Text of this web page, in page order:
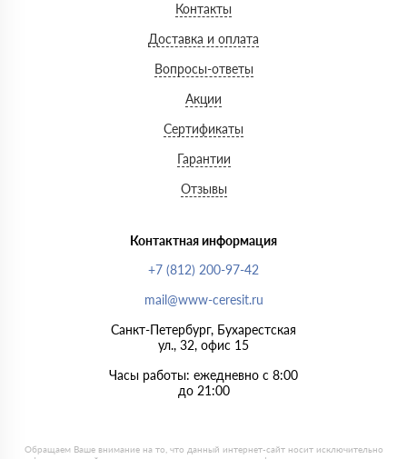
Контакты
Доставка и оплата
Вопросы-ответы
Акции
Сертификаты
Гарантии
Отзывы
Контактная информация
+7 (812) 200-97-42
mail@www-ceresit.ru
Санкт-Петербург, Бухарестская
ул., 32, офис 15
Часы работы: ежедневно с 8:00
до 21:00